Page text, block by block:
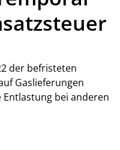
der befristeten
Gaslieferungen
bei anderen